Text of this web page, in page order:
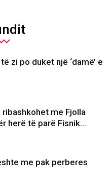
zi po duket një ‘damë’ e
me Fjolla
herë të parë Fisnik...
me pak perberes